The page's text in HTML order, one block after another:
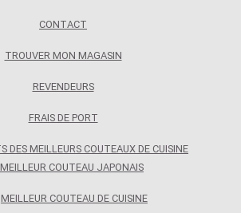
CONTACT
TROUVER MON MAGASIN
REVENDEURS
FRAIS DE PORT
DES MEILLEURS COUTEAUX DE CUISINE
MEILLEUR COUTEAU JAPONAIS
MEILLEUR COUTEAU DE CUISINE